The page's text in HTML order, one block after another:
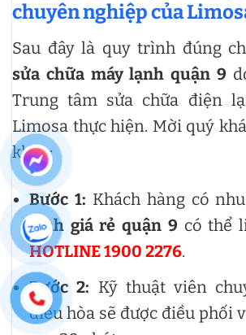
chuyên nghiệp của
Sau đây là quy trình đúng
sửa chữa máy lạnh quận 9
Trung tâm sửa chữa điện
Limosa thực hiện. Mời quý
khảo:
Bước 1: Khách hàng có
lạnh giá rẻ quận 9 có thể
HOTLINE 1900 2276.
Bước 2: Kỹ thuật viên
điều hòa sẽ được điều phối